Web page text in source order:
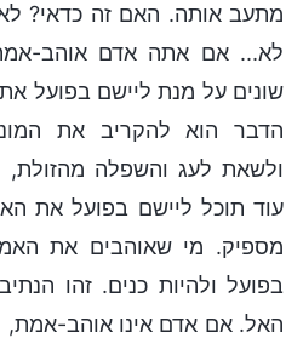
מתעב אותה. האם זה כדאי?
לא... אם אתה אדם אוהב-
שונים על מנת ליישם בפועל
הדבר הוא להקריב את
ולשאת לעג והשפלה
עוד תוכל ליישם בפועל את
מספיק. מי שאוהבים את
בפועל ולהיות כנים. זהו
האל. אם אדם אינו אוהב-אמת,